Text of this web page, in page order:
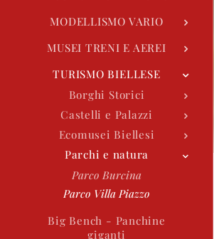
MODELLISMO VARIO
MUSEI TRENI E AEREI
TURISMO BIELLESE
Borghi Storici
Castelli e Palazzi
Ecomusei Biellesi
Parchi e natura
Parco Burcina
Parco Villa Piazzo
Big Bench - Panchine
giganti